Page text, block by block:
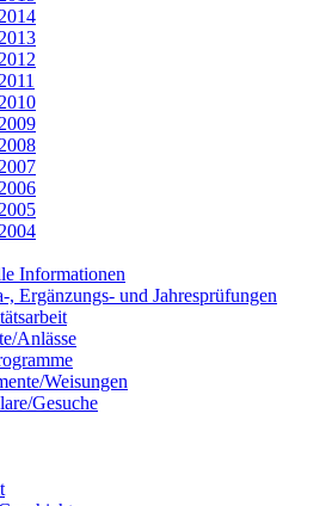
2014
2013
2012
2011
2010
2009
2008
2007
2006
2005
2004
Informationen
, Ergänzungs- und Jahresprüfungen
Anlässe
Weisungen
Gesuche